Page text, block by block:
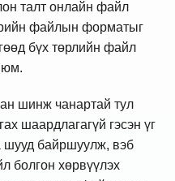
талт онлайн файл
файлын форматыг
бүх төрлийн файл
юм.
шинж чанартай тул
шаардлагагүй гэсэн үг
шууд байршуулж, вэб
болгон хөрвүүлэх